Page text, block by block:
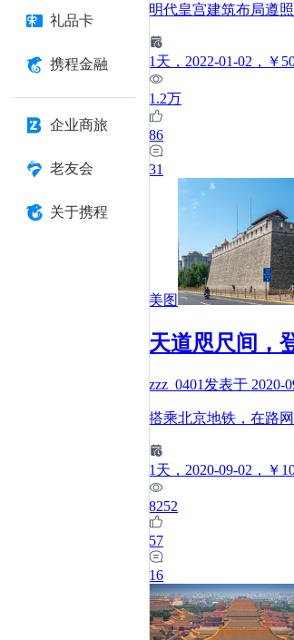
礼品卡
携程金融
企业商旅
老友会
关于携程
明代皇宫建筑布局遵
1 天 ，2022-01-02 ，￥
1.2万
86
31
美图
天道咫尺间，
zzz_0401 发表于 2020-
搭乘北京地铁，在路
1 天 ，2020-09-02 ，￥
8252
57
16